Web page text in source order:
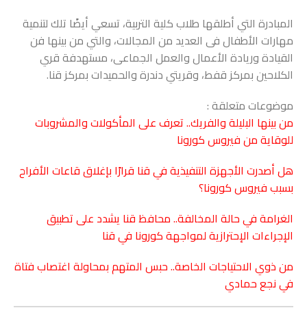
المبادرة التي أطلقها طلاب كلية التربية، تسعي أيضًا تلك لتنمية
مهارات الأطفال فى العديد من المجالات، والتي من بينها فن
القيادة وريادة الأعمال والعمل الجماعى، مستهدفة قري
الكلاحين بمركز قفط، وقريتي دندرة والحميدات بمركز قنا.
موضوعات متعلقة :
من بينها البليلة والفريك.. تعرف على المأكولات والمشروبات
للوقاية من فيروس كورونا
هل أصدرت الأجهزة التنفيذية في قنا قرارًا بإغلاق قاعات الأفراح
بسبب فيروس كورونا؟
الغرامة في حالة المخالفة.. محافظ قنا يشدد على تطبيق
الإجراءات الإحترازية لمواجهة كورونا في قنا
من ذوي الاحتياجات الخاصة.. حبس المتهم بمحاولة اغتصاب فتاة
في نجع حمادي